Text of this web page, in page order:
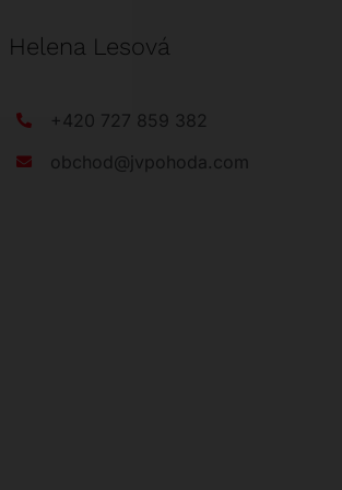
Helena Lesová
+420 727 859 382
obchod@jvpohoda.com